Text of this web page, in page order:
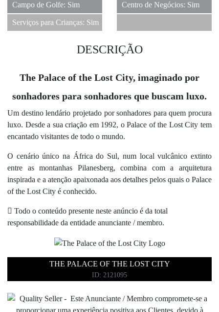
Campo de Golfe: Sim Centro de Negócios: Sim
Serviços para Crianças: Sim
DESCRIÇÃO
The Palace of the Lost City, imaginado por
sonhadores para sonhadores que buscam luxo.
Um destino lendário projetado por sonhadores para quem procura
luxo. Desde a sua criação em 1992, o Palace of the Lost City tem
encantado visitantes de todo o mundo.
O cenário único na África do Sul, num local vulcânico extinto
entre as montanhas Pilanesberg, combina com a arquitetura
inspirada e a atenção apaixonada aos detalhes pelos quais o Palace
of the Lost City é conhecido.
Todo o conteúdo presente neste anúncio é da total
responsabilidade da entidade anunciante / membro.
THE PALACE OF THE LOST CITY
ID: 2121095